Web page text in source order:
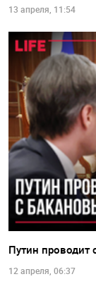
13 апреля, 11:54
Путин
12 апреля, 06:37